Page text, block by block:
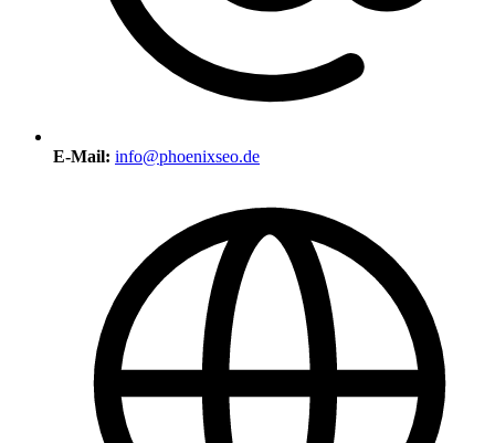
E-Mail: info@phoenixseo.de